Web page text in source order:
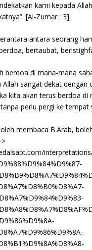
kami kepada
[Al-Zumar : 3].
antara seorang
bertaubat,
berdoa di mana-mana
Allah sangat dekat dengan
kita akan terus berdoa di
perlu pergi ke tempat
membaca B.Arab,